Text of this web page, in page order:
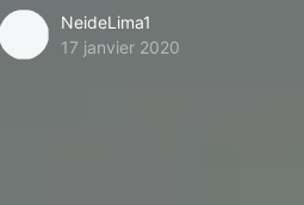
NeideLima1
17 janvier 2020